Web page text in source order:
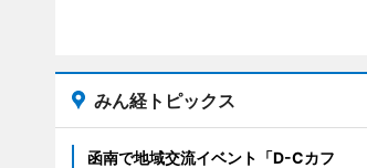
みん経トピックス
函南で地域交流イベント「D-Cカフ